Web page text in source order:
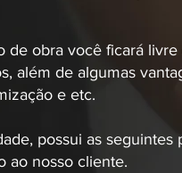
de obra você ficará
além de algumas
e etc.
possui as
ao nosso cliente.